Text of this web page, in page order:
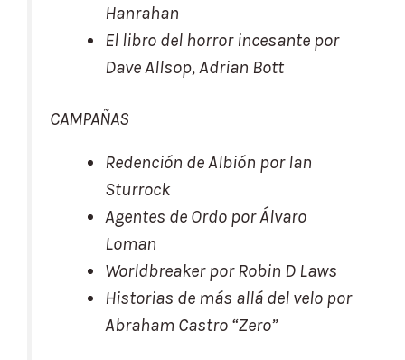
Hanrahan
El libro del horror incesante por
Dave Allsop, Adrian Bott
CAMPAÑAS
Redención de Albión por Ian
Sturrock
Agentes de Ordo por Álvaro
Loman
Worldbreakerpor Robin D Laws
Historias de más allá del velo por
Abraham Castro “Zero”